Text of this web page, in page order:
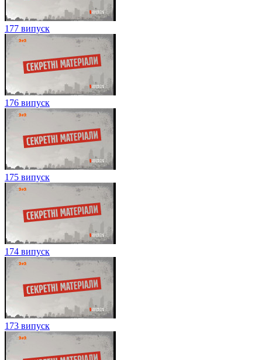
177 випуск
176 випуск
175 випуск
174 випуск
173 випуск